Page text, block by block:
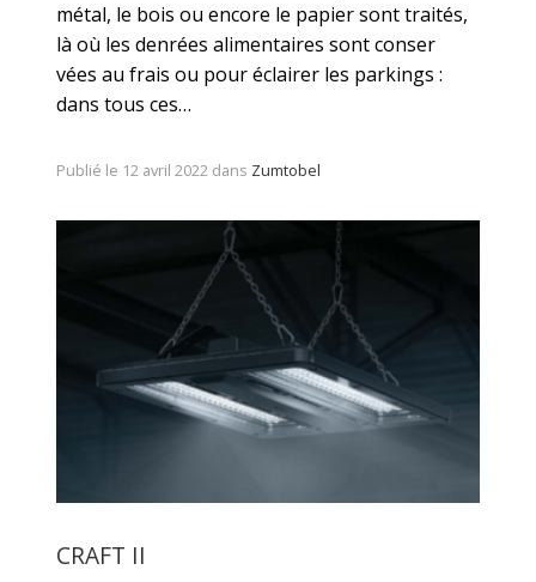
métal, le bois ou encore le papier sont traités,
là où les denrées alimentaires sont conser
vées au frais ou pour éclairer les parkings :
dans tous ces…
Publié le 12 avril 2022 dans Zumtobel
CRAFT II